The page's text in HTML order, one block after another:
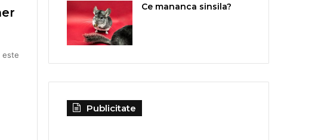
este
Ce mananca sinsila?
Publicitate